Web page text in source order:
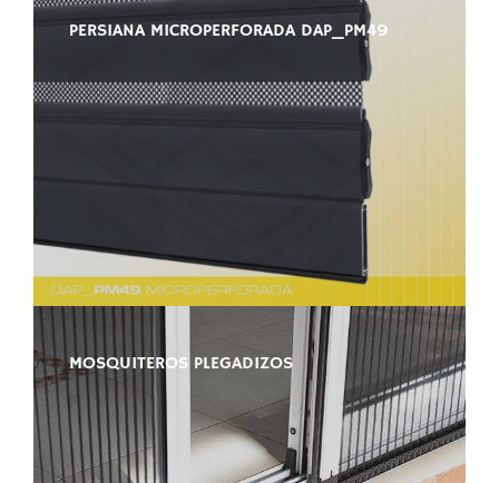
PERSIANA MICROPERFORADA DAP_PM49
MOSQUITEROS PLEGADIZOS